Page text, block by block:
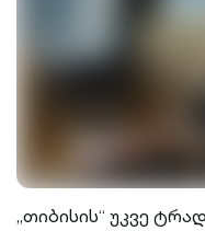
„თიბისის“ უკვე